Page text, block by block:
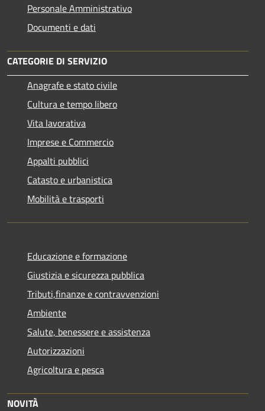
Personale Amministrativo
Documenti e dati
CATEGORIE DI SERVIZIO
Anagrafe e stato civile
Cultura e tempo libero
Vita lavorativa
Imprese e Commercio
Appalti pubblici
Catasto e urbanistica
Mobilità e trasporti
Educazione e formazione
Giustizia e sicurezza pubblica
Tributi,finanze e contravvenzioni
Ambiente
Salute, benessere e assistenza
Autorizzazioni
Agricoltura e pesca
NOVITÀ